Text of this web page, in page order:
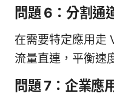
問題 6：分割通
在需要特定應用走
流量直連，平衡速
問題 7：企業應